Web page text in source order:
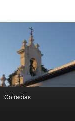
Cofradias